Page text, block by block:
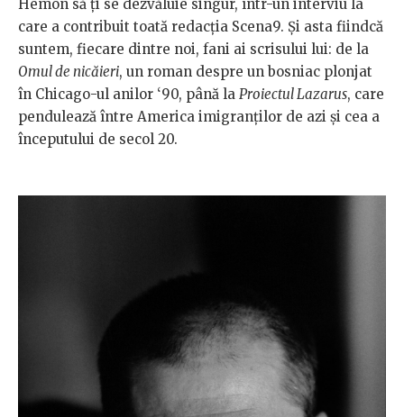
Hemon să ți se dezvăluie singur, într-un interviu la
care a contribuit toată redacția Scena9. Și asta fiindcă
suntem, fiecare dintre noi, fani ai scrisului lui: de la
Omul de nicăieri, un roman despre un bosniac plonjat
în Chicago-ul anilor ‘90, până la Proiectul Lazarus, care
pendulează între America imigranților de azi și cea a
începutului de secol 20.